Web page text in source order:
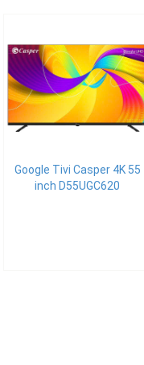
Google Tivi Casper 4K 55
inch D55UGC620